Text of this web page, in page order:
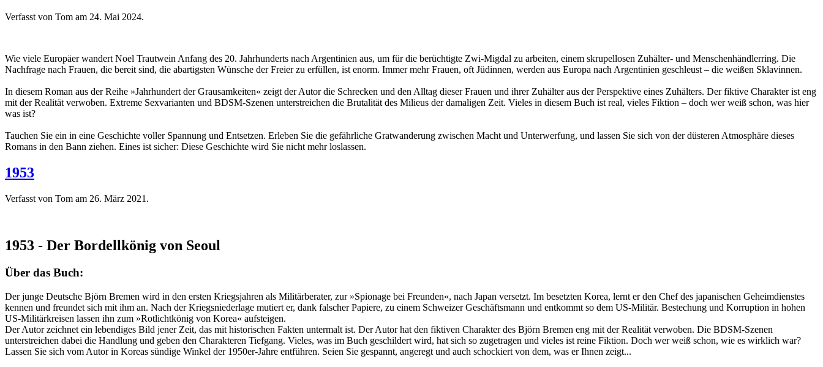
Verfasst von Tom am 24. Mai 2024.
Wie viele Europäer wandert Noel Trautwein Anfang des 20. Jahrhunderts nach Argentinien aus, um für die berüchtigte Zwi-Migdal zu arbeiten, einem skrupellosen Zuhälter- und Menschenhändlerring. Die
Nachfrage nach Frauen, die bereit sind, die abartigsten Wünsche der Freier zu erfüllen, ist enorm. Immer mehr Frauen, oft Jüdinnen, werden aus Europa nach Argentinien geschleust – die weißen Sklavinnen.
In diesem Roman aus der Reihe »Jahrhundert der Grausamkeiten« zeigt der Autor die Schrecken und den Alltag dieser Frauen und ihrer Zuhälter aus der Perspektive eines Zuhälters. Der fiktive Charakter ist eng
mit der Realität verwoben. Extreme Sexvarianten und BDSM-Szenen unterstreichen die Brutalität des Milieus der damaligen Zeit. Vieles in diesem Buch ist real, vieles Fiktion – doch wer weiß schon, was hier
was ist?
Tauchen Sie ein in eine Geschichte voller Spannung und Entsetzen. Erleben Sie die gefährliche Gratwanderung zwischen Macht und Unterwerfung, und lassen Sie sich von der düsteren Atmosphäre dieses
Romans in den Bann ziehen. Eines ist sicher: Diese Geschichte wird Sie nicht mehr loslassen.
1953
Verfasst von Tom am 26. März 2021 .
1953 - Der Bordellkönig von Seoul
Über das Buch:
Der junge Deutsche Björn Bremen wird in den ersten Kriegsjahren als Militärberater, zur »Spionage bei Freunden«, nach Japan versetzt. Im besetzten Korea, lernt er den Chef des japanischen Geheimdienstes
kennen und freundet sich mit ihm an. Nach der Kriegsniederlage mutiert er, dank falscher Papiere, zu einem Schweizer Geschäftsmann und entkommt so dem US-Militär. Bestechung und Korruption in hohen
US-Militärkreisen lassen ihn zum »Rotlichtkönig von Korea« aufsteigen.
Der Autor zeichnet ein lebendiges Bild jener Zeit, das mit historischen Fakten untermalt ist. Der Autor hat den fiktiven Charakter des Björn Bremen eng mit der Realität verwoben. Die BDSM-Szenen
unterstreichen dabei die Handlung und geben den Charakteren Tiefgang. Vieles, was im Buch geschildert wird, hat sich so zugetragen und vieles ist reine Fiktion. Doch wer weiß schon, wie es wirklich war?
Lassen Sie sich vom Autor in Koreas sündige Winkel der 1950er-Jahre entführen. Seien Sie gespannt, angeregt und auch schockiert von dem, was er Ihnen zeigt...